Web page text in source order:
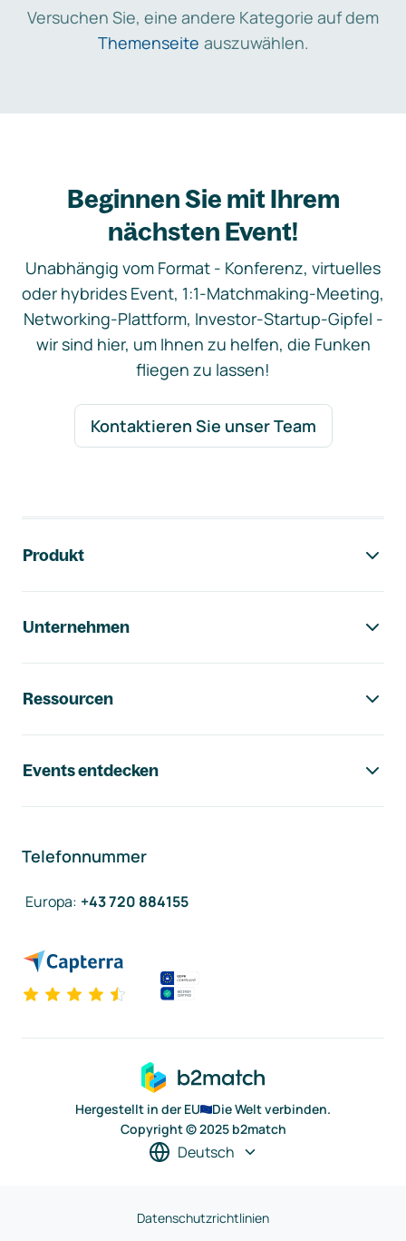
Versuchen Sie, eine andere Kategorie auf dem
Themenseite auszuwählen.
Beginnen Sie mit Ihrem
nächsten Event!
Unabhängig vom Format - Konferenz, virtuelles
oder hybrides Event, 1:1-Matchmaking-Meeting,
Networking-Plattform, Investor-Startup-Gipfel -
wir sind hier, um Ihnen zu helfen, die Funken
fliegen zu lassen!
Kontaktieren Sie unser Team
Produkt
Unternehmen
Ressourcen
Events entdecken
Telefonnummer
Europa: +43 720 884155
Hergestellt in der EU
Die Welt verbinden.
Copyright © 2025 b2match
Deutsch
Datenschutzrichtlinien